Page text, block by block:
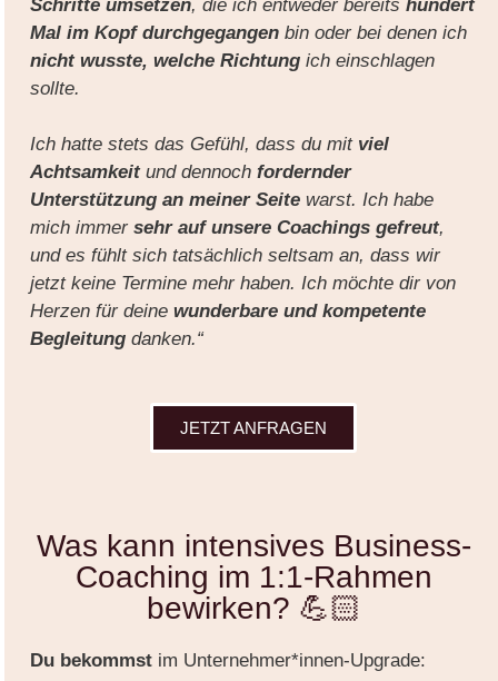
Schritte umsetzen, die ich entweder bereits hundert
Mal im Kopf durchgegangenbin oder bei denen ich
nicht wusste, welche Richtungich einschlagen
sollte.
Ich hatte stets das Gefühl, dass du mit viel
Achtsamkeitund dennoch fordernder
Unterstützung an meiner Seitewarst. Ich habe
mich immer sehr auf unsere Coachings gefreut,
und es fühlt sich tatsächlich seltsam an, dass wir
jetzt keine Termine mehr haben. Ich möchte dir von
Herzen für deine wunderbare und kompetente
Begleitungdanken.“
JETZT ANFRAGEN
Was kann intensives Business-
Coaching im 1:1-Rahmen
bewirken? 💪🏻
Du bekommstim Unternehmer*innen-Upgrade: